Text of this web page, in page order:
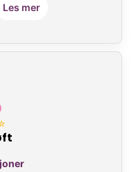
Les mer